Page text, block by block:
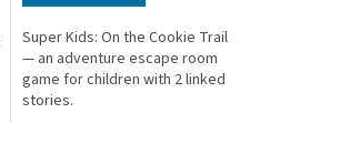
Super Kids: On the Cookie Trail
— an adventure escape room
game for children with 2 linked
stories.